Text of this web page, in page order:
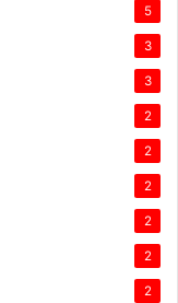
5
3
3
2
2
2
2
2
2